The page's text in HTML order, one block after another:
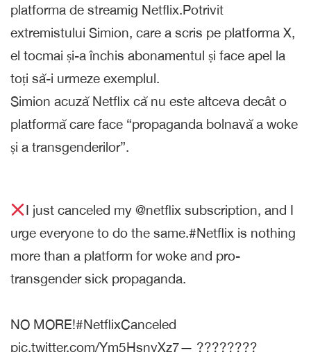
platforma de streamig Netflix.Potrivit
extremistului Simion, care a scris pe platforma X,
el tocmai și-a închis abonamentul și face apel la
toți să-i urmeze exemplul.
Simion acuză Netflix că nu este altceva decât o
platformă care face “propaganda bolnavă a woke
și a transgenderilor”.
I just canceled my @netflix subscription, and I
urge everyone to do the same.#Netflix is nothing
more than a platform for woke and pro-
transgender sick propaganda.
NO MORE!#NetflixCanceled
pic.twitter.com/Ym5HsnyXz7— ????????